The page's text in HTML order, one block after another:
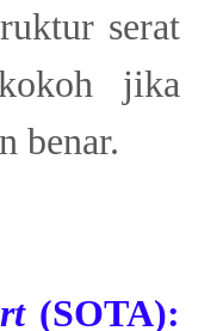
serat
jika
benar.
(SOTA):